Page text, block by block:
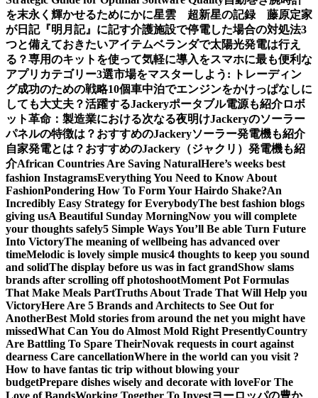
を末永く輝かせるためにかに星雲 超新星の記録 藤原定家
が日記『明月記』に記す介護施設で停電した場合の対処法3
つと備えておきたいアイテムベランダで太陽光発電は行え
る？専用のキットを使って気軽に導入をスマホに最も便利な
アプリカテゴリー3選市場をマスターしよう: トレーディン
グ成功のための戦略10個車中泊でエンジンをかけっぱなしに
しても大丈夫？活躍するJackeryポータブル電源も紹介ロボ
ット革命：製造業における次なる夜明けJackeryのソーラー
パネルの特徴は？おすすめのJackeryソーラー発電機も紹介
自家発電とは？おすすめのJackery（ジャクリ）発電機も紹
介African Countries Are Saving NaturalHere’s weeks best
fashion InstagramsEverything You Need to Know About
FashionPondering How To Form Your Hairdo Shake?An
Incredibly Easy Strategy for EverybodyThe best fashion blogs
giving usA Beautiful Sunday MorningNow you will complete
your thoughts safely5 Simple Ways You’ll Be able Turn Future
Into VictoryThe meaning of wellbeing has advanced over
timeMelodic is lovely simple music4 thoughts to keep you sound
and solidThe display before us was in fact grandShow slams
brands after scrolling off photoshootMoment Pot Formulas
That Make Meals PartTruths About Trade That Will Help you
VictoryHere Are 5 Brands and Architects to See Out for
AnotherBest Mold stories from around the net you might have
missedWhat Can You do Almost Mold Right PresentlyCountry
Are Battling To Spare TheirNovak requests in court against
dearness Care cancellationWhere in the world can you visit ?
How to have fantas tic trip without blowing your
budgetPrepare dishes wisely and decorate with loveFor The
Love of BandsWorking Together To Investヨーロッパの豊か